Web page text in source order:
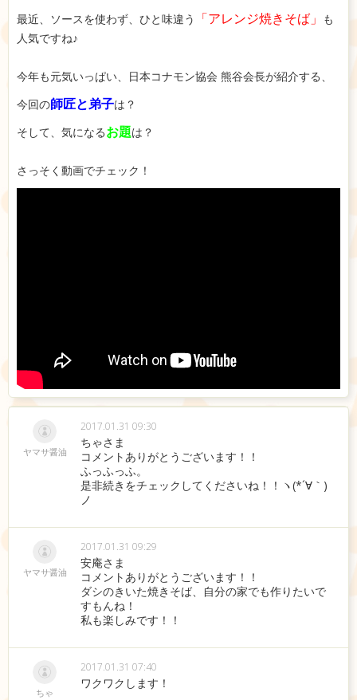
最近、ソースを使わず、ひと味違う 「アレンジ焼きそば」 も
人気ですね♪
今年も元気いっぱい、日本コナモン協会 熊谷会長が紹介する、
今回の師匠と弟子は？
そして、気になるお題は？
さっそく動画でチェック！
//~~~~~~~
ヤマサ醤油
2017.01.31 09:30
ちゃさま
コメントありがとうございます！！
ふっふっふ。
是非続きをチェックしてくださいね！！ヽ(*´∀｀)
ノ
ヤマサ醤油
2017.01.31 09:29
安庵さま
コメントありがとうございます！！
ダシのきいた焼きそば、自分の家でも作りたいで
すもんね！
私も楽しみです！！
ちゃ
2017.01.31 07:40
ワクワクします！